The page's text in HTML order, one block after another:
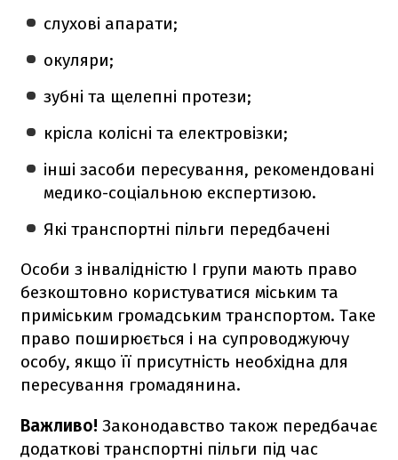
слухові апарати;
окуляри;
зубні та щелепні протези;
крісла колісні та електровізки;
інші засоби пересування, рекомендовані
медико-соціальною експертизою.
Які транспортні пільги передбачені
Особи з інвалідністю І групи мають право
безкоштовно користуватися міським та
приміським громадським транспортом. Таке
право поширюється і на супроводжуючу
особу, якщо її присутність необхідна для
пересування громадянина.
Важливо! Законодавство також передбачає
додаткові транспортні пільги під час